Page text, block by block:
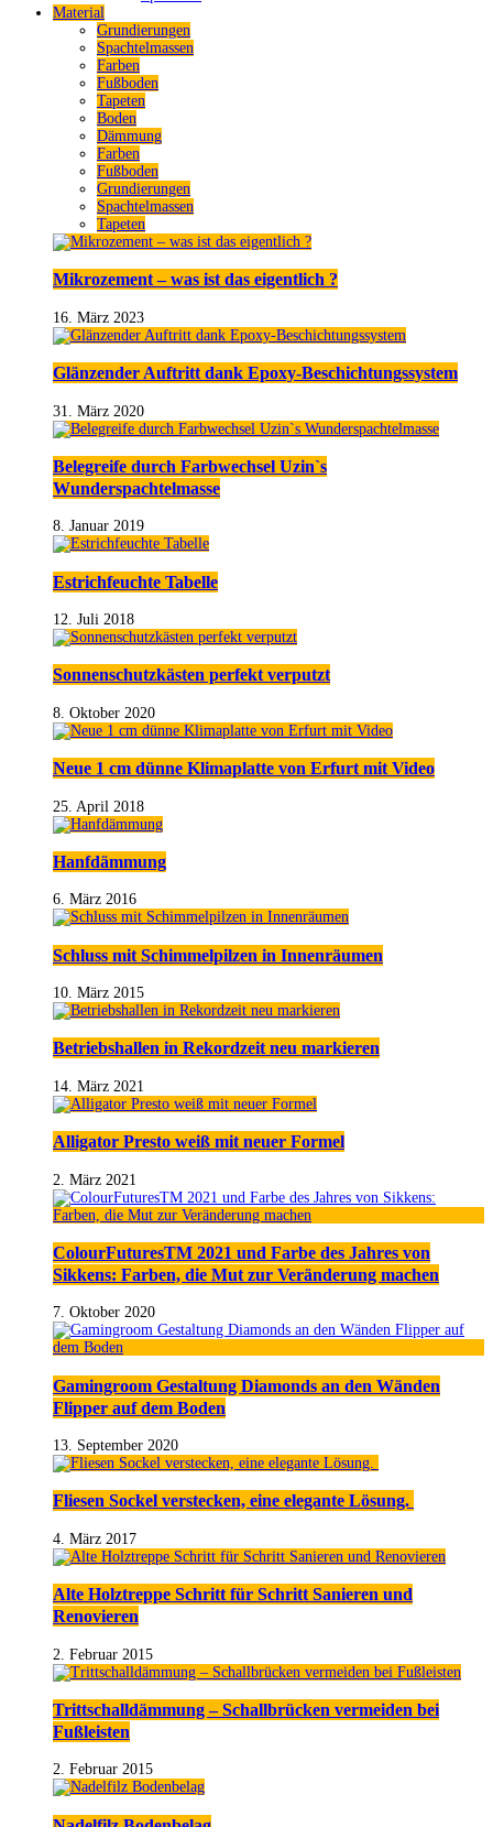
Material
Grundierungen
Spachtelmassen
Farben
Fußboden
Tapeten
Boden
Dämmung
Farben
Fußboden
Grundierungen
Spachtelmassen
Tapeten
Mikrozement – was ist das eigentlich ?
16. März 2023
Glänzender Auftritt dank Epoxy-Beschichtungssystem
31. März 2020
Belegreife durch Farbwechsel Uzin`s
Wunderspachtelmasse
8. Januar 2019
Estrichfeuchte Tabelle
12. Juli 2018
Sonnenschutzkästen perfekt verputzt
8. Oktober 2020
Neue 1 cm dünne Klimaplatte von Erfurt mit Video
25. April 2018
Hanfdämmung
6. März 2016
Schluss mit Schimmelpilzen in Innenräumen
10. März 2015
Betriebshallen in Rekordzeit neu markieren
14. März 2021
Alligator Presto weiß mit neuer Formel
2. März 2021
ColourFuturesTM 2021 und Farbe des Jahres von
Sikkens: Farben, die Mut zur Veränderung machen
7. Oktober 2020
Gamingroom Gestaltung Diamonds an den Wänden
Flipper auf dem Boden
13. September 2020
Fliesen Sockel verstecken, eine elegante Lösung.
4. März 2017
Alte Holztreppe Schritt für Schritt Sanieren und
Renovieren
2. Februar 2015
Trittschalldämmung – Schallbrücken vermeiden bei
Fußleisten
2. Februar 2015